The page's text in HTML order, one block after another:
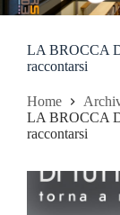
LA BROCCA
raccontarsi
Home
LA BROCCA
raccontarsi